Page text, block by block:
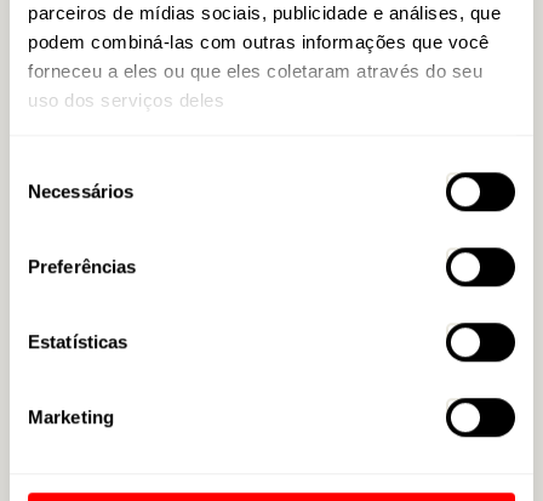
parceiros de mídias sociais, publicidade e análises, que
podem combiná-las com outras informações que você
forneceu a eles ou que eles coletaram através do seu
uso dos serviços deles
Necessários
Preferências
Estatísticas
Marketing
ASSISTÊNCIA ODONTOLÓGICA